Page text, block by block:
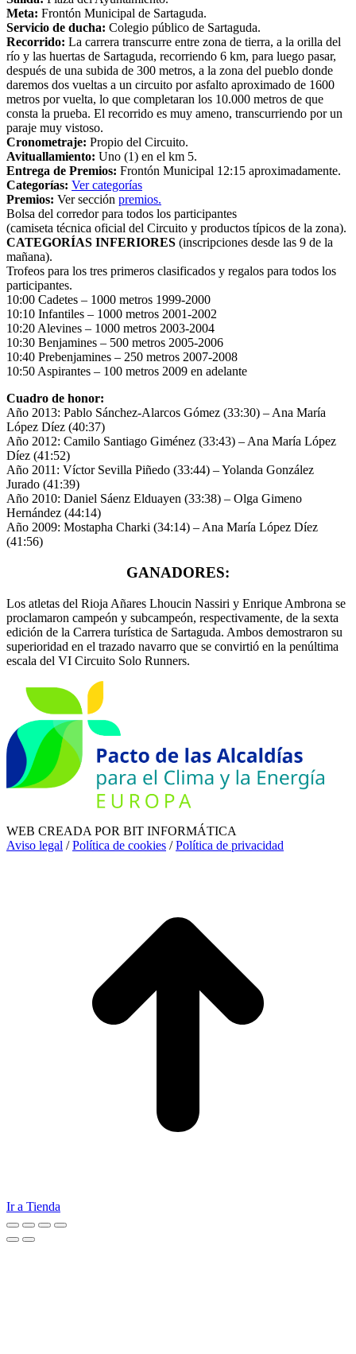
Meta: Frontón Municipal de Sartaguda.
Servicio de ducha: Colegio público de Sartaguda.
Recorrido: La carrera transcurre entre zona de tierra, a la orilla del
río y las huertas de Sartaguda, recorriendo 6 km, para luego pasar,
después de una subida de 300 metros, a la zona del pueblo donde
daremos dos vueltas a un circuito por asfalto aproximado de 1600
metros por vuelta, lo que completaran los 10.000 metros de que
consta la prueba. El recorrido es muy ameno, transcurriendo por un
paraje muy vistoso.
Cronometraje: Propio del Circuito.
Avituallamiento: Uno (1) en el km 5.
Entrega de Premios: Frontón Municipal 12:15 aproximadamente.
Categorías: Ver categorías
Premios: Ver sección premios.
Bolsa del corredor para todos los participantes
(camiseta técnica oficial del Circuito y productos típicos de la zona).
CATEGORÍAS INFERIORES (inscripciones desde las 9 de la
mañana).
Trofeos para los tres primeros clasificados y regalos para todos los
participantes.
10:00 Cadetes – 1000 metros 1999-2000
10:10 Infantiles – 1000 metros 2001-2002
10:20 Alevines – 1000 metros 2003-2004
10:30 Benjamines – 500 metros 2005-2006
10:40 Prebenjamines – 250 metros 2007-2008
10:50 Aspirantes – 100 metros 2009 en adelante
Cuadro de honor:
Año 2013: Pablo Sánchez-Alarcos Gómez (33:30) – Ana María
López Díez (40:37)
Año 2012: Camilo Santiago Giménez (33:43) – Ana María López
Díez (41:52)
Año 2011: Víctor Sevilla Piñedo (33:44) – Yolanda González
Jurado (41:39)
Año 2010: Daniel Sáenz Elduayen (33:38) – Olga Gimeno
Hernández (44:14)
Año 2009: Mostapha Charki (34:14) – Ana María López Díez
(41:56)
GANADORES:
Los atletas del Rioja Añares Lhoucin Nassiri y Enrique Ambrona se
proclamaron campeón y subcampeón, respectivamente, de la sexta
edición de la Carrera turística de Sartaguda. Ambos demostraron su
superioridad en el trazado navarro que se convirtió en la penúltima
escala del VI Circuito Solo Runners.
WEB CREADA POR BIT INFORMÁTICA
Aviso legal /Política de cookies /Política de privacidad
Ir a Tienda